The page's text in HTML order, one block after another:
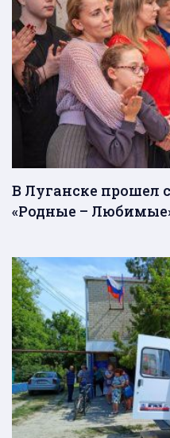
В Луганске прошел
«Родные –